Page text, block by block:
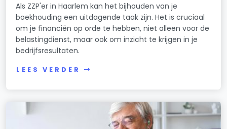
Als ZZP'er in Haarlem kan het bijhouden van je
boekhouding een uitdagende taak zijn. Het is cruciaal
om je financiën op orde te hebben, niet alleen voor de
belastingdienst, maar ook om inzicht te krijgen in je
bedrijfsresultaten.
LEES VERDER